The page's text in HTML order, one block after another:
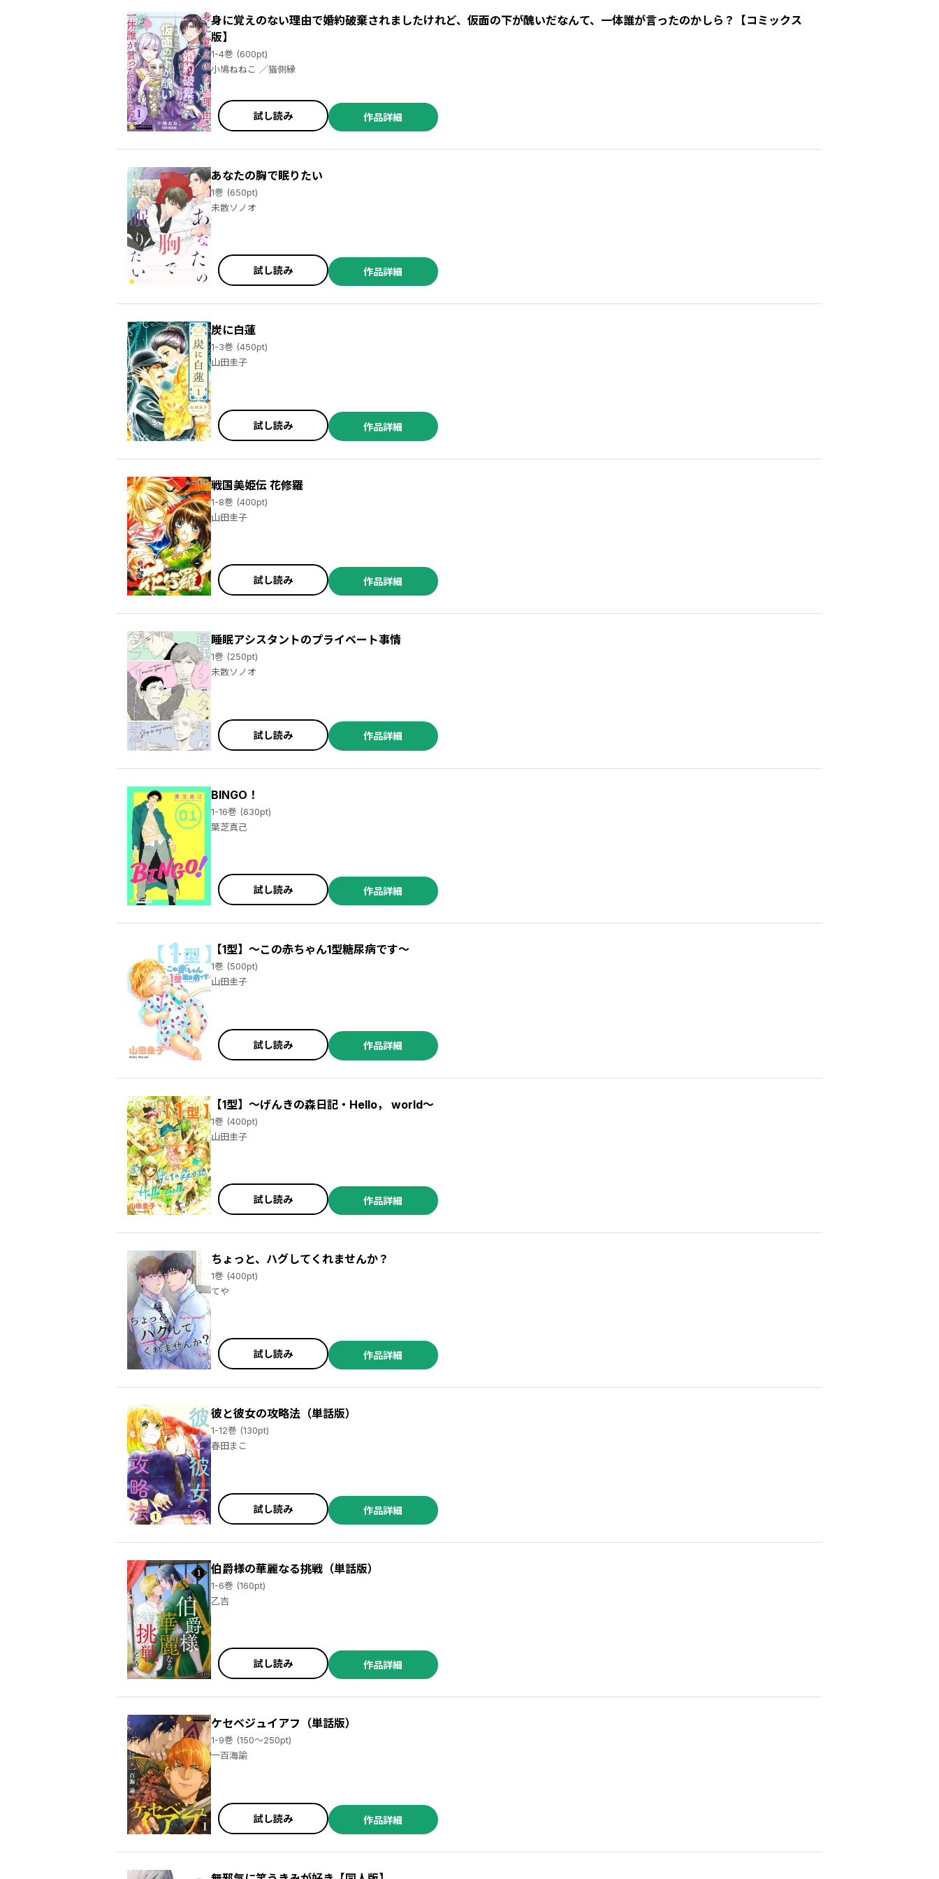
身に覚えのない理由で婚約破棄されましたけれど、仮面の下が醜いだなんて、一体誰が言ったのかしら？【コミックス
版】
1-4巻 (600pt)
小鳩ねねこ ／猫側縁
試し読み 作品詳細
あなたの胸で眠りたい
1巻 (650pt)
未散ソノオ
試し読み 作品詳細
炭に白蓮
1-3巻 (450pt)
山田圭子
試し読み 作品詳細
戦国美姫伝 花修羅
1-8巻 (400pt)
山田圭子
試し読み 作品詳細
睡眠アシスタントのプライベート事情
1巻 (250pt)
未散ソノオ
試し読み 作品詳細
BINGO！
1-16巻 (630pt)
葉芝真己
試し読み 作品詳細
【1型】～この赤ちゃん1型糖尿病です～
1巻 (500pt)
山田圭子
試し読み 作品詳細
【1型】～げんきの森日記・Hello， world～
1巻 (400pt)
山田圭子
試し読み 作品詳細
ちょっと、ハグしてくれませんか？
1巻 (400pt)
てや
試し読み 作品詳細
彼と彼女の攻略法（単話版）
1-12巻 (130pt)
春田まこ
試し読み 作品詳細
伯爵様の華麗なる挑戦（単話版）
1-6巻 (160pt)
乙吉
試し読み 作品詳細
ケセベジュイアフ（単話版）
1-9巻 (150～250pt)
一百海諭
試し読み 作品詳細